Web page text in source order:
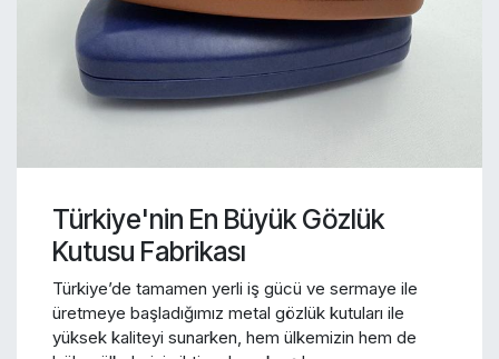
Türkiye'nin En Büyük Gözlük
Kutusu Fabrikası
Türkiye’de tamamen yerli iş gücü ve sermaye ile
üretmeye başladığımız metal gözlük kutuları ile
yüksek kaliteyi sunarken, hem ülkemizin hem de